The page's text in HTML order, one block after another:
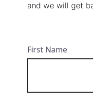
and we will get
First Name